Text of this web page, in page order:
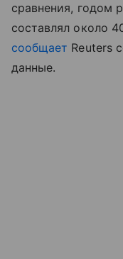
сравнения, годом
составлял около
сообщает Reuters
данные.